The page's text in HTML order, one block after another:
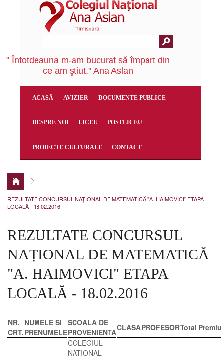
" Întotdeauna m-am bucurat să împart din
ce am ştiut." Ana Aslan
ACASĂ AVIZIER DOCUMENTE PUBLICE
DESPRE NOI LICEU POSTLICEU
PROIECTE CULTURALE CONTACT
REZULTATE CONCURSUL NAȚIONAL DE MATEMATICĂ "A. HAIMOVICI" ETAPA
LOCALĂ - 18.02.2016
REZULTATE CONCURSUL
NAȚIONAL DE MATEMATICĂ
"A. HAIMOVICI" ETAPA
LOCALĂ - 18.02.2016
NR.
CRT.
NUMELE SI
PRENUMELE
SCOALA DE
PROVENIENTACLASAPROFESORTotal
COLEGIUL
NATIONAL